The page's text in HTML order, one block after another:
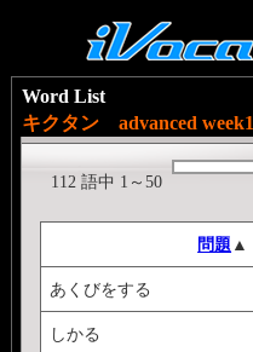
Word List
キクタン advanced week1
112 語中 1～50
問題 ▲
あくびをする
しかる